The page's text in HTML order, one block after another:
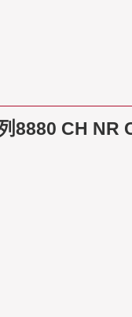
8880 CH NR